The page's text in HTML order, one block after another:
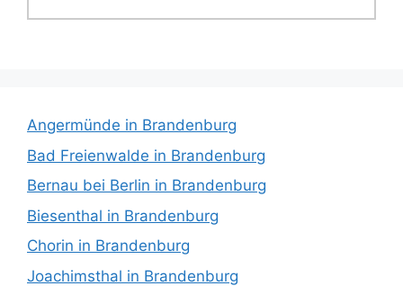
Angermünde in Brandenburg
Bad Freienwalde in Brandenburg
Bernau bei Berlin in Brandenburg
Biesenthal in Brandenburg
Chorin in Brandenburg
Joachimsthal in Brandenburg